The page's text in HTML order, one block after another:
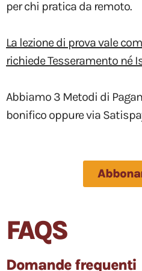
per chi pratica da remoto.
La lezione di prova vale
richiede Tesseramento né
Abbiamo 3 Metodi di
bonifico oppure via
FAQS
Domande frequenti